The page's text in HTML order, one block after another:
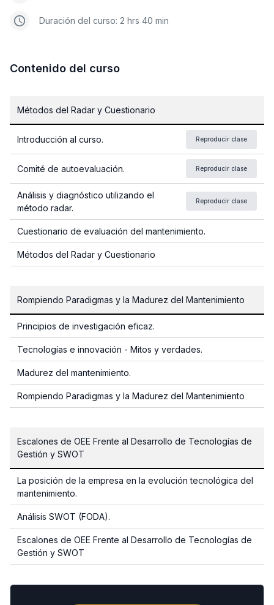
Duración del curso: 2 hrs 40 min
Contenido del curso
Métodos del Radar y Cuestionario
Introducción al curso. Reproducir clase
Comité de autoevaluación. Reproducir clase
Análisis y diagnóstico utilizando el
método radar.
Reproducir clase
Cuestionario de evaluación del mantenimiento.
Métodos del Radar y Cuestionario
Rompiendo Paradigmas y la Madurez del Mantenimiento
Principios de investigación eficaz.
Tecnologías e innovación - Mitos y verdades.
Madurez del mantenimiento.
Rompiendo Paradigmas y la Madurez del Mantenimiento
Escalones de OEE Frente al Desarrollo de Tecnologías de
Gestión y SWOT
La posición de la empresa en la evolución tecnológica del
mantenimiento.
Análisis SWOT (FODA).
Escalones de OEE Frente al Desarrollo de Tecnologías de
Gestión y SWOT